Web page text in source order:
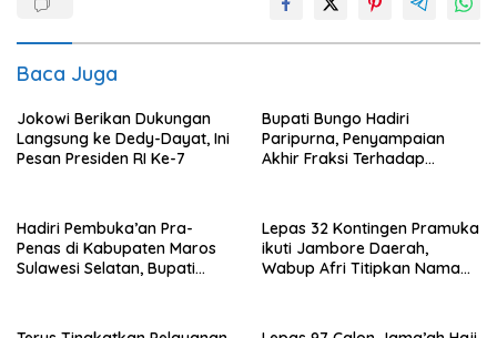
Baca Juga
Jokowi Berikan Dukungan
Langsung ke Dedy-Dayat, Ini
Pesan Presiden RI Ke-7
Bupati Bungo Hadiri
Paripurna, Penyampaian
Akhir Fraksi Terhadap
2022.
Hadiri Pembuka’an Pra-
Penas di Kabupaten Maros
Sulawesi Selatan, Bupati
Lepas 32 Kontingen Pramuka
ikuti Jambore Daerah,
Wabup Afri Titipkan Nama